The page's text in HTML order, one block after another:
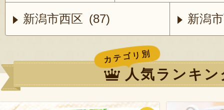
新潟市西区 (87) 新潟
カテゴリ別
人気ランキン